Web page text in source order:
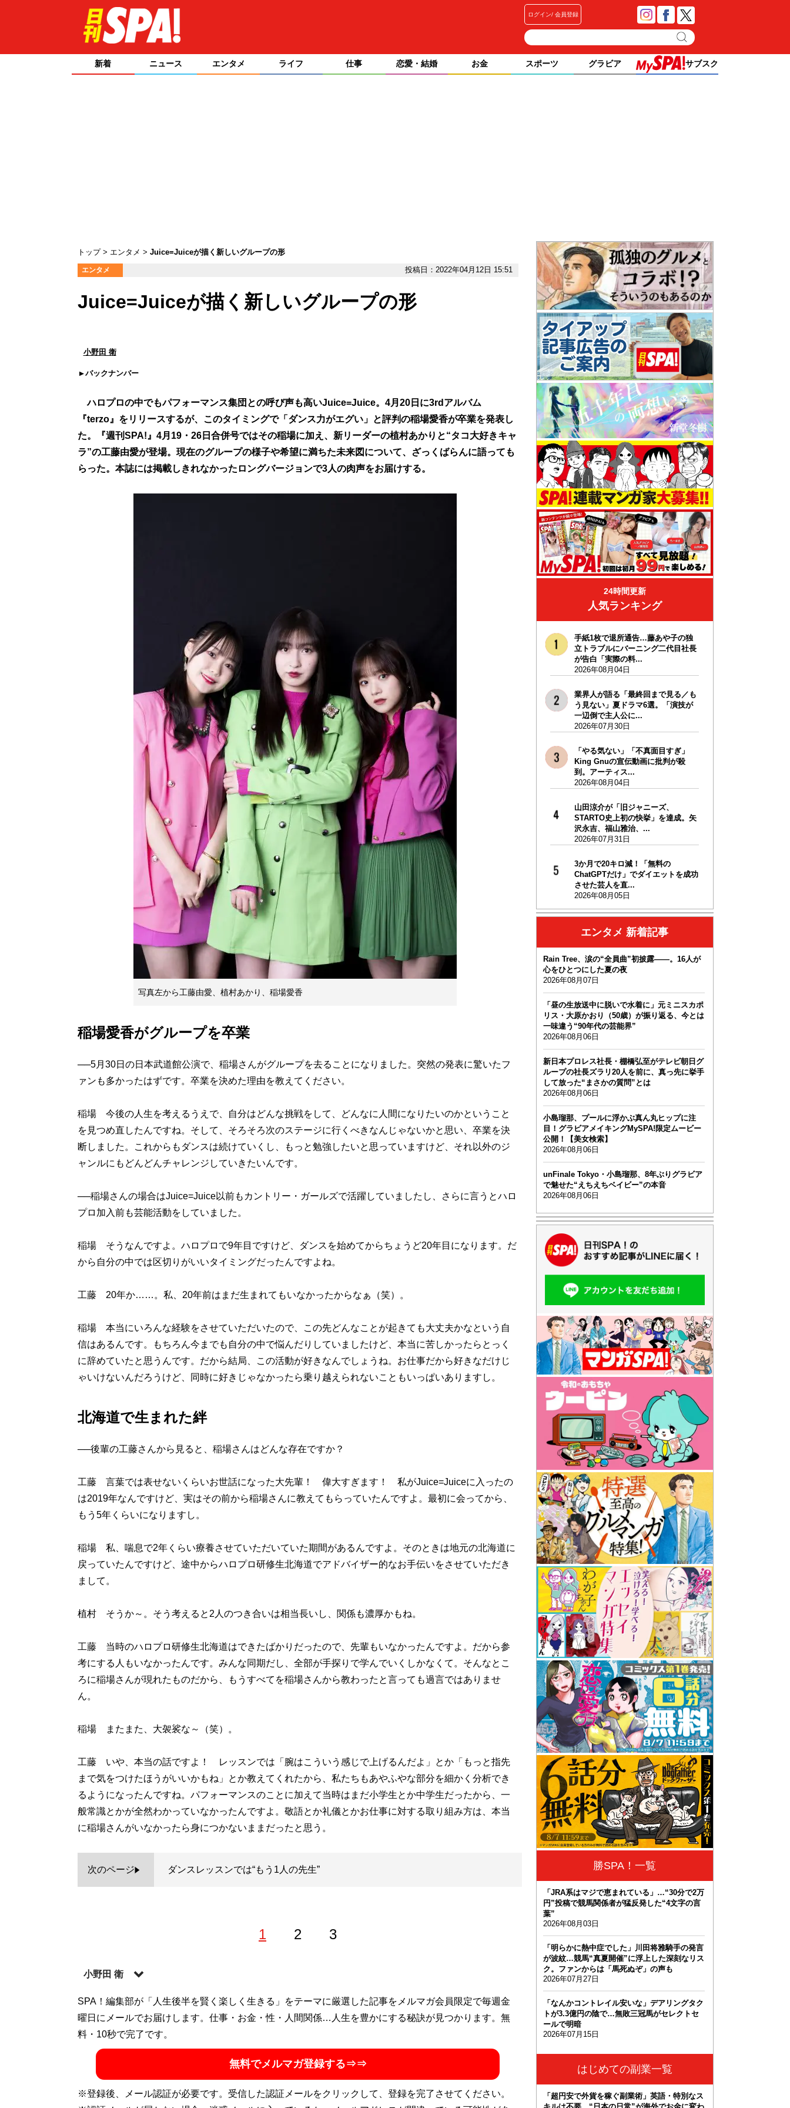
ログイン 会員登録
新着 ニュース エンタメ ライフ 仕事 恋愛・結婚 お金 スポーツ グラビア サブスク
トップ エンタメ Juice=Juiceが描く新しいグループの形
エンタメ 投稿日：2022年04月12日 15:51
Juice=Juiceが描く新しいグループの形
小野田 衛
バックナンバー
ハロプロの中でもパフォーマンス集団との呼び声も高いJuice=Juice。4月20日に3rdアルバム
『terzo』をリリースするが、このタイミングで「ダンス力がエグい」と評判の稲場愛香が卒業を発表し
た。『週刊SPA!』4月19・26日合併号ではその稲場に加え、新リーダーの植村あかりと“タコ大好きキャ
ラ”の工藤由愛が登場。現在のグループの様子や希望に満ちた未来図について、ざっくばらんに語っても
らった。本誌には掲載しきれなかったロングバージョンで3人の肉声をお届けする。
写真左から工藤由愛、植村あかり、稲場愛香
稲場愛香がグループを卒業
──5月30日の日本武道館公演で、稲場さんがグループを去ることになりました。突然の発表に驚いたフ
ァンも多かったはずです。卒業を決めた理由を教えてください。
稲場 今後の人生を考えるうえで、自分はどんな挑戦をして、どんなに人間になりたいのかということ
を見つめ直したんですね。そして、そろそろ次のステージに行くべきなんじゃないかと思い、卒業を決
断しました。これからもダンスは続けていくし、もっと勉強したいと思っていますけど、それ以外のジ
ャンルにもどんどんチャレンジしていきたいんです。
──稲場さんの場合はJuice=Juice以前もカントリー・ガールズで活躍していましたし、さらに言うとハロ
プロ加入前も芸能活動をしていました。
稲場 そうなんですよ。ハロプロで9年目ですけど、ダンスを始めてからちょうど20年目になります。だ
から自分の中では区切りがいいタイミングだったんですよね。
工藤 20年か……。私、20年前はまだ生まれてもいなかったからなぁ（笑）。
稲場 本当にいろんな経験をさせていただいたので、この先どんなことが起きても大丈夫かなという自
信はあるんです。もちろん今までも自分の中で悩んだりしていましたけど、本当に苦しかったらとっく
に辞めていたと思うんです。だから結局、この活動が好きなんでしょうね。お仕事だから好きなだけじ
ゃいけないんだろうけど、同時に好きじゃなかったら乗り越えられないこともいっぱいありますし。
北海道で生まれた絆
──後輩の工藤さんから見ると、稲場さんはどんな存在ですか？
工藤 言葉では表せないくらいお世話になった大先輩！ 偉大すぎます！ 私がJuice=Juiceに入ったの
は2019年なんですけど、実はその前から稲場さんに教えてもらっていたんですよ。最初に会ってから、
もう5年くらいになりますし。
稲場 私、喘息で2年くらい療養させていただいていた期間があるんですよ。そのときは地元の北海道に
戻っていたんですけど、途中からハロプロ研修生北海道でアドバイザー的なお手伝いをさせていただき
まして。
植村 そうか～。そう考えると2人のつき合いは相当長いし、関係も濃厚かもね。
工藤 当時のハロプロ研修生北海道はできたばかりだったので、先輩もいなかったんですよ。だから参
考にする人もいなかったんです。みんな同期だし、全部が手探りで学んでいくしかなくて。そんなとこ
ろに稲場さんが現れたものだから、もうすべてを稲場さんから教わったと言っても過言ではありませ
ん。
稲場 またまた、大袈裟な～（笑）。
工藤 いや、本当の話ですよ！ レッスンでは「腕はこういう感じで上げるんだよ」とか「もっと指先
まで気をつけたほうがいいかもね」とか教えてくれたから、私たちもあやふやな部分を細かく分析でき
るようになったんですね。パフォーマンスのことに加えて当時はまだ小学生とか中学生だったから、一
般常識とかが全然わかっていなかったんですよ。敬語とか礼儀とかお仕事に対する取り組み方は、本当
に稲場さんがいなかったら身につかないままだったと思う。
次のページ ダンスレッスンでは“もう1人の先生”
1 2 3
小野田 衛
出版社勤務を経て、フリーのライター／編集者に。エンタメ誌、週刊誌、女性誌、各種Web媒体などで
執筆をおこなう。芸能を中心に、貧困や社会問題などの取材も得意としている。著書に『韓流エンタメ
日本侵攻戦略』（扶桑社新書）、『アイドルに捧げた青春 アップアップガールズ(仮)の真実』（竹書
房）。
SPA！編集部が「人生後半を賢く楽しく生きる」をテーマに厳選した記事をメルマガ会員限定で毎週金
曜日にメールでお届けします。仕事・お金・性・人間関係…人生を豊かにする秘訣が見つかります。無
料・10秒で完了です。
無料でメルマガ登録する⇒⇒
※登録後、メール認証が必要です。受信した認証メールをクリックして、登録を完了させてください。
24時間更新
人気ランキング
手紙1枚で退所通告…藤あや子の独
立トラブルにバーニング二代目社長
が告白「実際の料...
2026年08月04日
業界人が語る「最終回まで見る／も
う見ない」夏ドラマ6選。「演技が
一辺倒で主人公に...
2026年07月30日
「やる気ない」「不真面目すぎ」
King Gnuの宣伝動画に批判が殺
到。アーティス...
2026年08月04日
山田涼介が「旧ジャニーズ、
STARTO史上初の快挙」を達成。矢
沢永吉、福山雅治、...
2026年07月31日
3か月で20キロ減！「無料の
ChatGPTだけ」でダイエットを成功
させた芸人を直...
2026年08月05日
エンタメ 新着記事
Rain Tree、涙の“全員曲”初披露――。16人が
心をひとつにした夏の夜
2026年08月07日
「昼の生放送中に脱いで水着に」元ミニスカポ
リス・大原かおり（50歳）が振り返る、今とは
一味違う“90年代の芸能界”
2026年08月06日
新日本プロレス社長・棚橋弘至がテレビ朝日グ
ループの社長ズラリ20人を前に、真っ先に挙手
して放った“まさかの質問”とは
2026年08月06日
小島瑠那、プールに浮かぶ真ん丸ヒップに注
目！グラビアメイキングMySPA!限定ムービー
公開！【美女検索】
2026年08月06日
unFinale Tokyo・小島瑠那、8年ぶりグラビア
で魅せた“えちえちベイビー”の本音
2026年08月06日
勝SPA！一覧
「JRA系はマジで恵まれている」…“30分で2万
円”投稿で競馬関係者が猛反発した“4文字の言
葉”
2026年08月03日
「明らかに熱中症でした」川田将雅騎手の発言
が波紋…競馬“真夏開催”に浮上した深刻なリス
ク。ファンからは「馬死ぬぞ」の声も
2026年07月27日
「なんかコントレイル安いな」デアリングタク
トが3.3億円の陰で…無敗三冠馬がセレクトセ
ールで明暗
2026年07月15日
はじめての副業一覧
「超円安で外貨を稼ぐ副業術」英語・特別なス